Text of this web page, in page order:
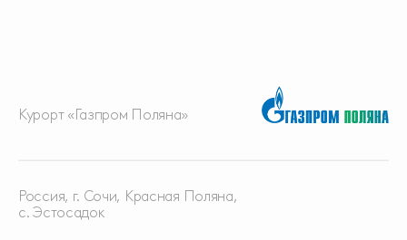
Курорт «Газпром Поляна»
Россия, г. Сочи, Красная Поляна,
с. Эстосадок